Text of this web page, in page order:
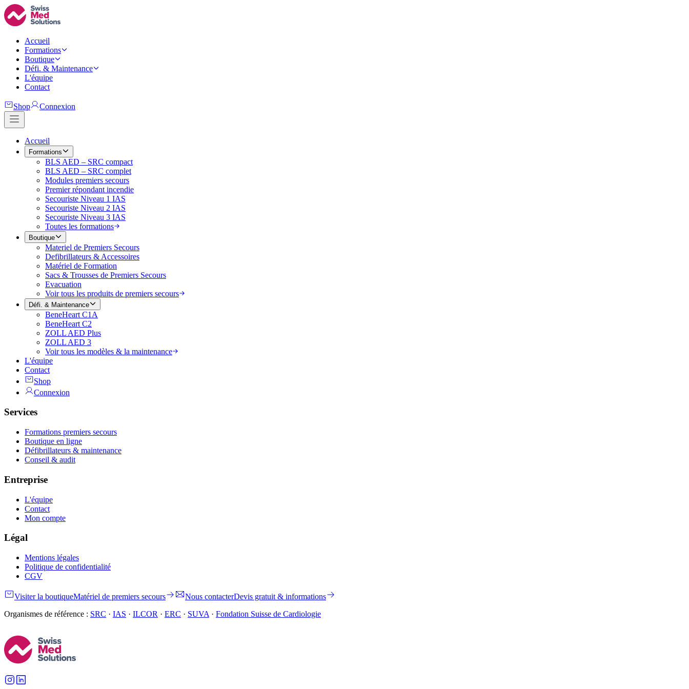
Accueil
Formations
Boutique
Défi. & Maintenance
L'équipe
Contact
Shop Connexion
Accueil
Formations
BLS AED – SRC compact
BLS AED – SRC complet
Modules premiers secours
Premier répondant incendie
Secouriste Niveau 1 IAS
Secouriste Niveau 2 IAS
Secouriste Niveau 3 IAS
Toutes les formations
Boutique
Materiel de Premiers Secours
Defibrillateurs & Accessoires
Matériel de Formation
Sacs & Trousses de Premiers Secours
Evacuation
Voir tous les produits de premiers secours
Défi. & Maintenance
BeneHeart C1A
BeneHeart C2
ZOLL AED Plus
ZOLL AED 3
Voir tous les modèles & la maintenance
L'équipe
Contact
Shop
Connexion
Services
Formations premiers secours
Boutique en ligne
Défibrillateurs & maintenance
Conseil & audit
Entreprise
L'équipe
Contact
Mon compte
Légal
Mentions légales
Politique de confidentialité
CGV
Visiter la boutiqueMatériel de premiers secours Nous contacterDevis gratuit & informations
Organismes de référence : SRC · IAS · ILCOR · ERC · SUVA · Fondation Suisse de Cardiologie